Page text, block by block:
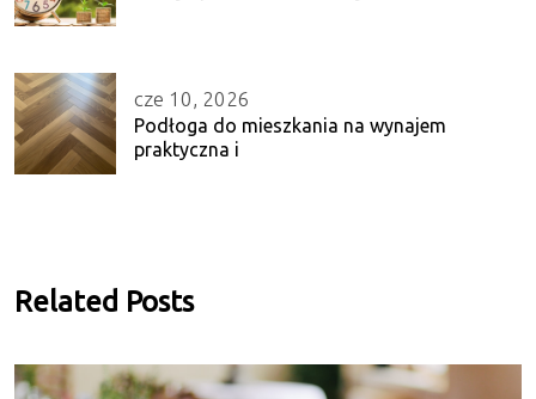
cze 10, 2026
Podłoga do mieszkania na wynajem
praktyczna i
Related Posts